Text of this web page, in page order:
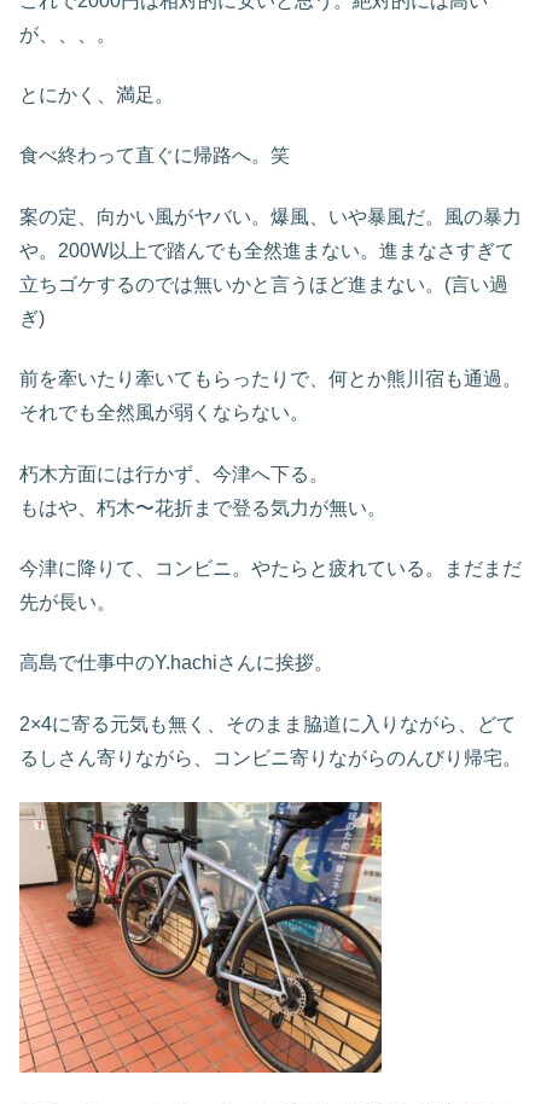
が、、、。
とにかく、満足。
食べ終わって直ぐに帰路へ。笑
案の定、向かい風がヤバい。爆風、いや暴風だ。風の暴力
や。200W以上で踏んでも全然進まない。進まなさすぎて
立ちゴケするのでは無いかと言うほど進まない。(言い過
ぎ)
前を牽いたり牽いてもらったりで、何とか熊川宿も通過。
それでも全然風が弱くならない。
朽木方面には行かず、今津へ下る。
もはや、朽木〜花折まで登る気力が無い。
今津に降りて、コンビニ。やたらと疲れている。まだまだ
先が長い。
高島で仕事中のY.hachiさんに挨拶。
2×4に寄る元気も無く、そのまま脇道に入りながら、どて
るしさん寄りながら、コンビニ寄りながらのんびり帰宅。